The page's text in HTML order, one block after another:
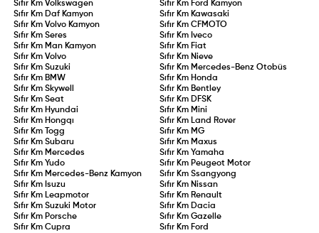
Sıfır KmVolkswagen Sıfır Km Ford Kamyon
Sıfır Km Daf Kamyon Sıfır Km Kawasaki
Sıfır KmVolvo Kamyon Sıfır Km CFMOTO
Sıfır KmSeres Sıfır Km Iveco
Sıfır Km Man Kamyon Sıfır Km Fiat
Sıfır KmVolvo Sıfır Km Nieve
Sıfır KmSuzuki Sıfır Km Mercedes-Benz Otobüs
Sıfır Km BMW Sıfır Km Honda
Sıfır KmSkywell Sıfır Km Bentley
Sıfır KmSeat Sıfır Km DFSK
Sıfır Km Hyundai Sıfır Km Mini
Sıfır Km Hongqı Sıfır Km Land Rover
Sıfır Km
Togg Sıfır Km MG
Sıfır KmSubaru Sıfır Km Maxus
Sıfır Km Mercedes Sıfır Km Yamaha
Sıfır KmYudo Sıfır Km Peugeot Motor
Sıfır Km Mercedes-Benz Kamyon Sıfır Km Ssangyong
Sıfır Km Isuzu Sıfır Km Nissan
Sıfır Km Leapmotor Sıfır Km Renault
Sıfır KmSuzuki Motor Sıfır Km Dacia
Sıfır Km Porsche Sıfır Km Gazelle
Sıfır KmCupra Sıfır Km Ford